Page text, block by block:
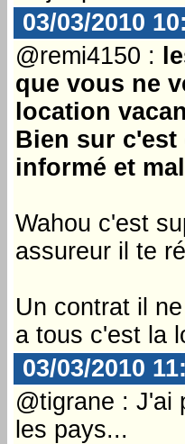
03/03/2010
@remi4150 :
que vous ne
location
Bien sur c'est
informé et
Wahou c'est
assureur il te
Un contrat il
a tous c'est la
03/03/2010
@tigrane : J'ai
les pays...